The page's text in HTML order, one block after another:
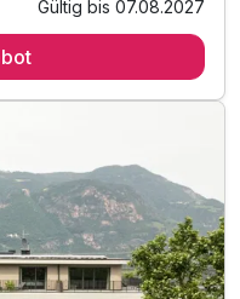
und
Brot über Käse, Wurst
Gültig bis 07.08.2027